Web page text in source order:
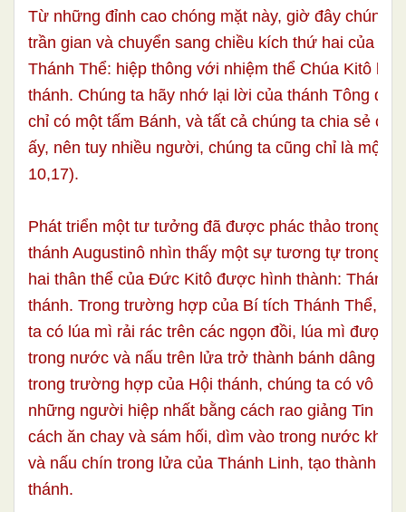
Từ những đỉnh cao chóng mặt này, giờ đây chúng
trần gian và chuyển sang chiều kích thứ hai của
Thánh Thể: hiệp thông với nhiệm thể Chúa Kitô là
thánh. Chúng ta hãy nhớ lại lời của thánh Tông đồ
chỉ có một tấm Bánh, và tất cả chúng ta chia sẻ
ấy, nên tuy nhiều người, chúng ta cũng chỉ là một
10,17).
Phát triển một tư tưởng đã được phác thảo trong
thánh Augustinô nhìn thấy một sự tương tự trong
hai thân thể của Đức Kitô được hình thành: Thánh
thánh. Trong trường hợp của Bí tích Thánh Thể,
ta có lúa mì rải rác trên các ngọn đồi, lúa mì được
trong nước và nấu trên lửa trở thành bánh dâng
trong trường hợp của Hội thánh, chúng ta có vô số
những người hiệp nhất bằng cách rao giảng Tin
cách ăn chay và sám hối, dìm vào trong nước khi
và nấu chín trong lửa của Thánh Linh, tạo thành
thánh.